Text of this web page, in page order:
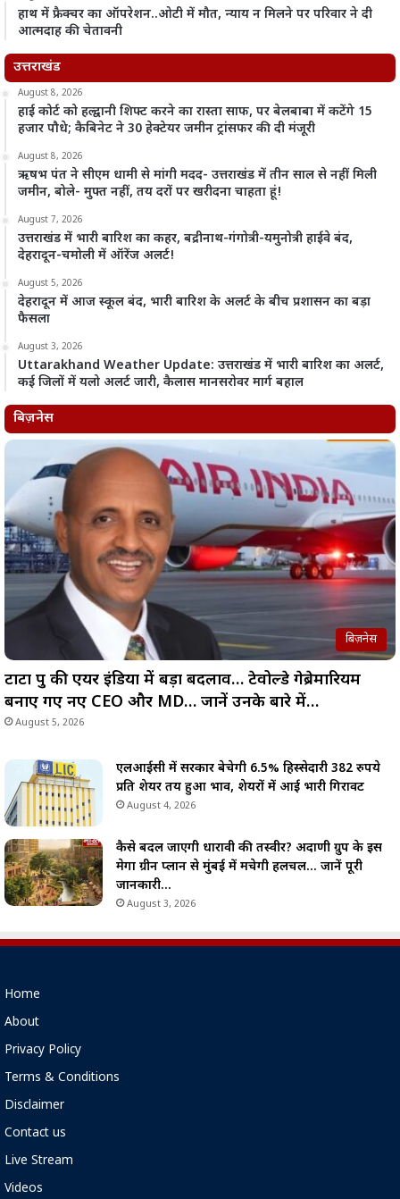
हाथ में फ्रैक्चर का ऑपरेशन..ओटी में मौत, न्याय न मिलने पर परिवार ने दी
आत्मदाह की चेतावनी
उत्तराखंड
August 8, 2026
हाई कोर्ट को हल्द्वानी शिफ्ट करने का रास्ता साफ, पर बेलबाबा में कटेंगे 15
हजार पौधे; कैबिनेट ने 30 हेक्टेयर जमीन ट्रांसफर की दी मंजूरी
August 8, 2026
ऋषभ पंत ने सीएम धामी से मांगी मदद- उत्तराखंड में तीन साल से नहीं मिली
जमीन, बोले- मुफ्त नहीं, तय दरों पर खरीदना चाहता हूं!
August 7, 2026
उत्तराखंड में भारी बारिश का कहर, बद्रीनाथ-गंगोत्री-यमुनोत्री हाईवे बंद,
देहरादून-चमोली में ऑरेंज अलर्ट!
August 5, 2026
देहरादून में आज स्कूल बंद, भारी बारिश के अलर्ट के बीच प्रशासन का बड़ा
फैसला
August 3, 2026
Uttarakhand Weather Update: उत्तराखंड में भारी बारिश का अलर्ट,
कई जिलों में यलो अलर्ट जारी, कैलास मानसरोवर मार्ग बहाल
बिज़नेस
बिज़नेस
टाटा ग्रुप की एयर इंडिया में बड़ा बदलाव… टेवोल्डे गेब्रेमारियम
बनाए गए नए CEO और MD… जानें उनके बारे में…
August 5, 2026
एलआईसी में सरकार बेचेगी 6.5% हिस्सेदारी 382 रुपये
प्रति शेयर तय हुआ भाव, शेयरों में आई भारी गिरावट
August 4, 2026
कैसे बदल जाएगी धारावी की तस्वीर? अदाणी ग्रुप के इस
मेगा ग्रीन प्लान से मुंबई में मचेगी हलचल… जानें पूरी
जानकारी…
August 3, 2026
Home
About
Privacy Policy
Terms & Conditions
Disclaimer
Contact us
Live Stream
Videos